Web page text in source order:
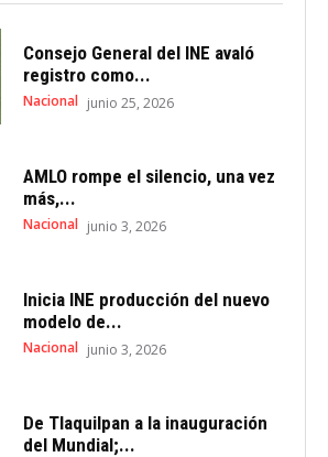
Consejo General del INE avaló
registro como...
Nacional junio 25, 2026
AMLO rompe el silencio, una vez
más,...
Nacional junio 3, 2026
Inicia INE producción del nuevo
modelo de...
Nacional junio 3, 2026
De Tlaquilpan a la inauguración
del Mundial;...